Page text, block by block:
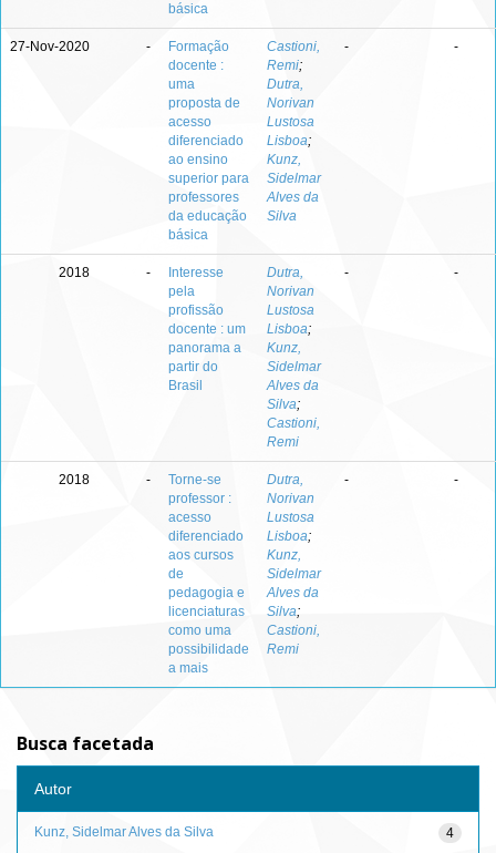
básica
27-Nov-2020 -
Formação
docente :
uma
proposta de
acesso
diferenciado
ao ensino
superior para
professores
da educação
básica
Castioni,
Remi;
Dutra,
Norivan
Lustosa
Lisboa;
Kunz,
Sidelmar
Alves da
Silva
- -
2018 -
Interesse
pela
profissão
docente : um
panorama a
partir do
Brasil
Dutra,
Norivan
Lustosa
Lisboa;
Kunz,
Sidelmar
Alves da
Silva;
Castioni,
Remi
- -
2018 -
Torne-se
professor :
acesso
diferenciado
aos cursos
de
pedagogia e
licenciaturas
como uma
possibilidade
a mais
Dutra,
Norivan
Lustosa
Lisboa;
Kunz,
Sidelmar
Alves da
Silva;
Castioni,
Remi
- -
Busca facetada
Autor
4
Kunz, Sidelmar Alves da Silva